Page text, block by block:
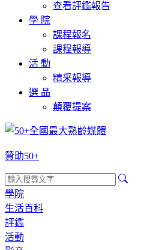
查看評鑑報告
學 院
課程報名
課程報導
活 動
精采報導
選 品
顛覆提案
贊助50+
學院
生活百科
評鑑
活動